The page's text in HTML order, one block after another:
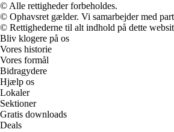
© Alle rettigheder forbeholdes.
© Ophavsret gælder. Vi samarbejder med
© Rettighederne til alt indhold på dette
Bliv klogere på os
Vores historie
Vores formål
Bidragydere
Hjælp os
Lokaler
Sektioner
Gratis downloads
Deals